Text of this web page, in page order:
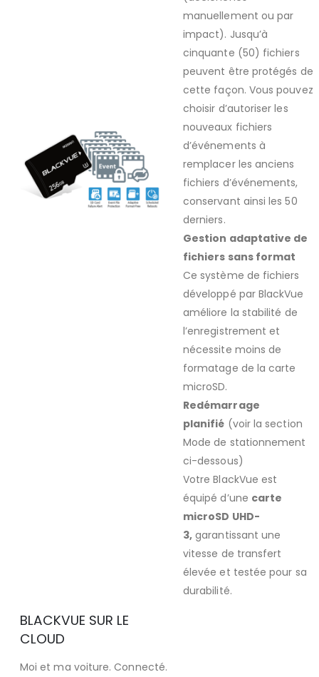
manuellement ou par
impact). Jusqu’à
cinquante (50) fichiers
peuvent être protégés de
cette façon. Vous pouvez
choisir d’autoriser les
nouveaux fichiers
d’événements à
remplacer les anciens
fichiers d’événements,
conservant ainsi les 50
derniers.
Gestion adaptative de
fichiers sans format
Ce système de fichiers
développé par BlackVue
améliore la stabilité de
l’enregistrement et
nécessite moins de
formatage de la carte
microSD.
Redémarrage
planifié (voir la section
Mode de stationnement
ci-dessous)
Votre BlackVue est
équipé d’une carte
microSD UHD-
3, garantissant une
vitesse de transfert
élevée et testée pour sa
durabilité.
BLACKVUE SUR LE
CLOUD
Moi et ma voiture. Connecté.